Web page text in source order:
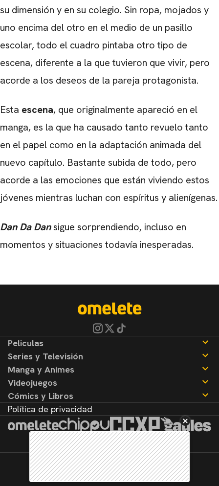
su dimensión y en su colegio. Sin ropa, mojados y
uno encima del otro en el medio de un pasillo
escolar, todo el cuadro pintaba otro tipo de
escena, diferente a la que tuvieron que vivir, pero
acorde a los deseos de la pareja protagonista.
Esta escena, que originalmente apareció en el
manga, es la que ha causado tanto revuelo tanto
en el papel como en la adaptación animada del
nuevo capítulo. Bastante subida de todo, pero
acorde a las emociones que están viviendo estos
jóvenes mientras luchan con espíritus y alienígenas.
Dan Da Dansigue sorprendiendo, incluso en
momentos y situaciones todavía inesperadas.
Peliculas
Noticias
Reseñas
Series y Televisión
Noticias
Reseñas
Manga y Animes
Noticias
Reseñas
Videojuegos
Noticias
Reseñas
Cómics y Libros
Noticias
Reseñas
Política de privacidad
©2026. Todos los derechos reservados.